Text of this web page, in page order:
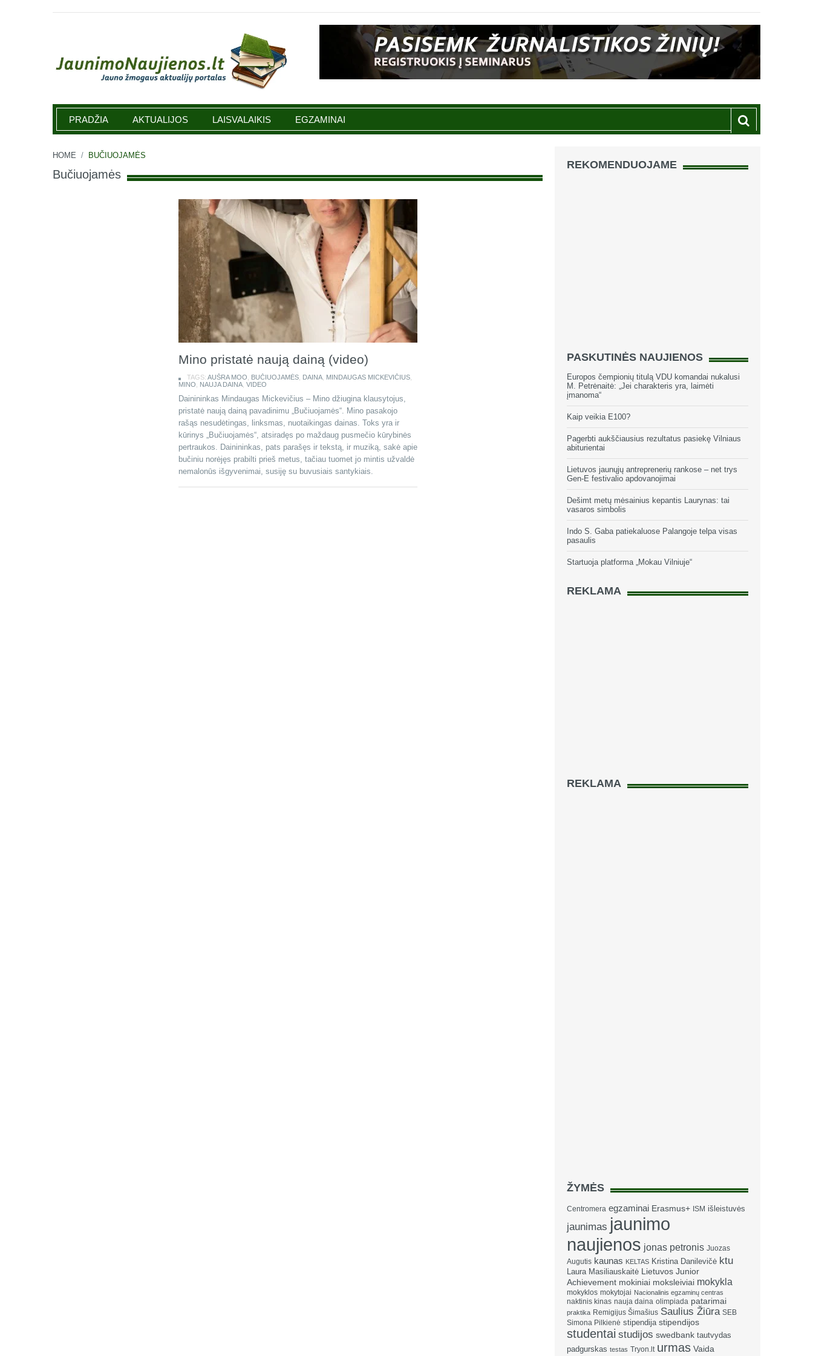
Jaunimonaujienos.lt
PRADŽIA AKTUALIJOS LAISVALAIKIS EGZAMINAI
HOME / BUČIUOJAMĖS
Bučiuojamės
Mino pristatė naują dainą (video)
TAGS: AUŠRA MOO BUČIUOJAMĖS, DAINA, MINDAUGAS MICKEVIČIUS,
MINO
NAUJA DAINA, VIDEO
Dainininkas Mindaugas Mickevičius – Mino džiugina klausytojus,
pristatė naują dainą pavadinimu „Bučiuojamės“. Mino pasakojo
rašąs nesudėtingas, linksmas, nuotaikingas dainas. Toks yra ir
kūrinys „Bučiuojamės“, atsiradęs po maždaug pusmečio kūrybinės
pertraukos. Dainininkas, pats parašęs ir tekstą, ir muziką, sakė apie
bučiniu norėjęs prabilti prieš metus, tačiau tuomet jo mintis užvaldė
nemalonūs išgyvenimai, susiję su buvusiais santykiais.
REKOMENDUOJAME
PASKUTINĖS NAUJIENOS
Europos čempionių titulą VDU komandai nukalusi
M. Petrėnaitė: „Jei charakteris yra, laimėti
įmanoma“
Kaip veikia E100?
Pagerbti aukščiausius rezultatus pasiekę Vilniaus
abiturientai
Lietuvos jaunųjų antreprenerių rankose – net trys
Gen-E festivalio apdovanojimai
Dešimt metų mėsainius kepantis Laurynas: tai
vasaros simbolis
Indo S. Gaba patiekaluose Palangoje telpa visas
pasaulis
Startuoja platforma „Mokau Vilniuje“
REKLAMA
REKLAMA
ŽYMĖS
Centromera egzaminai Erasmus+ ISM išleistuvės
jaunimas jaunimo
naujienos jonas petronis Juozas
Augutis kaunas KELTAS Kristina Danilevičė ktu
Laura Masiliauskaitė Lietuvos Junior
Achievement mokiniai moksleiviai mokykla
mokyklos mokytojai Nacionalinis egzaminų centras
naktinis kinas nauja daina olimpiada patarimai
praktika Remigijus Šimašius Saulius Žiūra SEB
Simona Pilkienė stipendija stipendijos
studentai studijos swedbank tautvydas
padgurskas testas Tryon.lt urmas Vaida